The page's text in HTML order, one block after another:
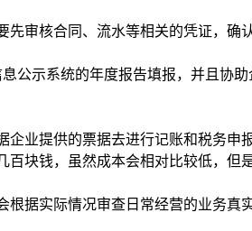
审核合同、流水等相关的凭证，
公示系统的年度报告填报，并且协
业提供的票据去进行记账和税务申
块钱，虽然成本会相对比较低，但
据实际情况审查日常经营的业务